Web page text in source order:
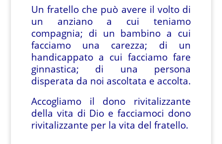
Un fratello che può avere il volto di
un anziano a cui teniamo
compagnia; di un bambino a cui
facciamo una carezza; di un
handicappato a cui facciamo fare
ginnastica; di una persona
disperata da noi ascoltata e accolta.
Accogliamo il dono rivitalizzante
della vita di Dio e facciamoci dono
rivitalizzante per la vita del fratello.